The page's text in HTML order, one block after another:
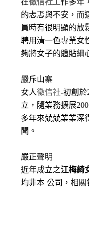
在徵信社工作多年
的忐忑與不安，而
員時有很明顯的放
聘用清一色專業女
夠將女子的體貼細
嚴斥山寨
女人徵信社-初創於
立，隨業務擴展
多年來兢兢業業深
聞。
嚴正聲明
近年成立之江梅綺
均非本 公司，相關